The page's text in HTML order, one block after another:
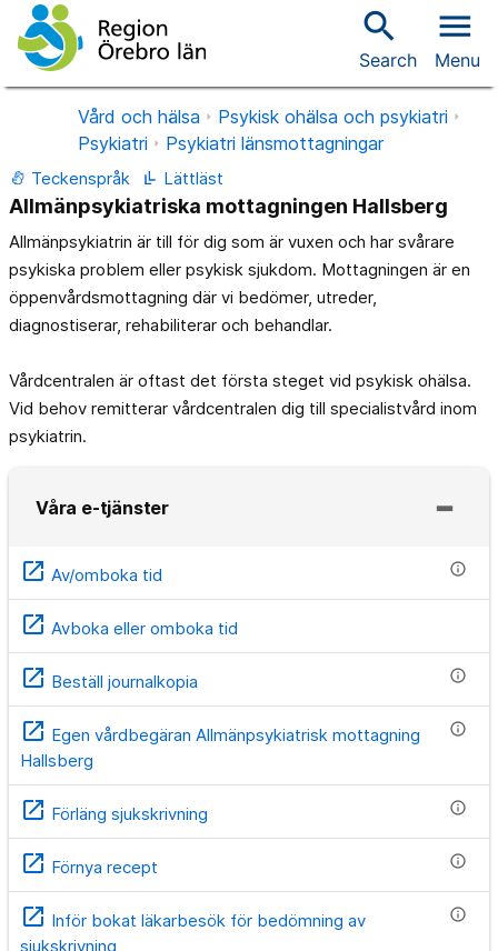
search
Search
menu
Menu
Vård och hälsa
Psykisk ohälsa och psykiatri
Psykiatri
Psykiatri länsmottagningar
Teckenspråk Lättläst
Allmänpsykiatriska mottagningen Hallsberg
Allmänpsykiatrin är till för dig som är vuxen och har svårare
psykiska problem eller psykisk sjukdom. Mottagningen är en
öppenvårdsmottagning där vi bedömer, utreder,
diagnostiserar, rehabiliterar och behandlar.
Vårdcentralen är oftast det första steget vid psykisk ohälsa.
Vid behov remitterar vårdcentralen dig till specialistvård inom
psykiatrin.
Våra e-tjänster
open_in_new Av/omboka tid info
open_in_new Avboka eller omboka tid
open_in_new Beställ journalkopia info
open_in_new Egen vårdbegäran Allmänpsykiatrisk mottagning
Hallsberg
info
open_in_new Förläng sjukskrivning info
open_in_new Förnya recept info
open_in_new Inför bokat läkarbesök för bedömning av
sjukskrivning
info